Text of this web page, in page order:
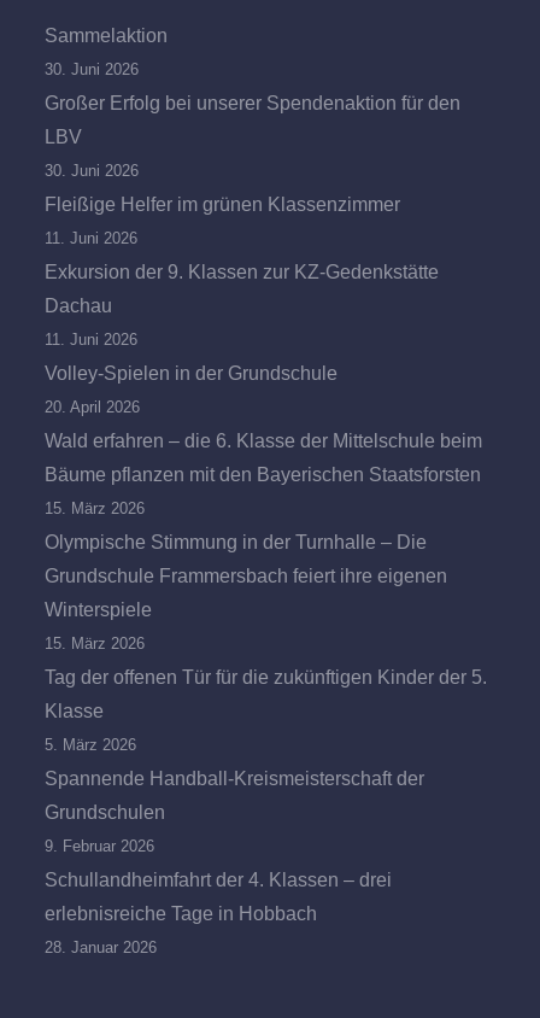
Sammelaktion
30. Juni 2026
Großer Erfolg bei unserer Spendenaktion für den
LBV
30. Juni 2026
Fleißige Helfer im grünen Klassenzimmer
11. Juni 2026
Exkursion der 9. Klassen zur KZ-Gedenkstätte
Dachau
11. Juni 2026
Volley-Spielen in der Grundschule
20. April 2026
Wald erfahren – die 6. Klasse der Mittelschule beim
Bäume pflanzen mit den Bayerischen Staatsforsten
15. März 2026
Olympische Stimmung in der Turnhalle – Die
Grundschule Frammersbach feiert ihre eigenen
Winterspiele
15. März 2026
Tag der offenen Tür für die zukünftigen Kinder der 5.
Klasse
5. März 2026
Spannende Handball-Kreismeisterschaft der
Grundschulen
9. Februar 2026
Schullandheimfahrt der 4. Klassen – drei
erlebnisreiche Tage in Hobbach
28. Januar 2026